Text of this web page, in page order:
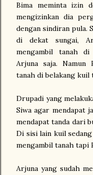
Bima meminta izin
mengizinkan dia
dengan sindiran pula.
di dekat sungai,
mengambil tanah
Arjuna saja. Namun
tanah di belakang kuil
Drupadi yang
Siwa agar mendapat
mendapat tanda dari
Di sisi lain kuil
mengambil tanah tapi
Arjuna yang sudah